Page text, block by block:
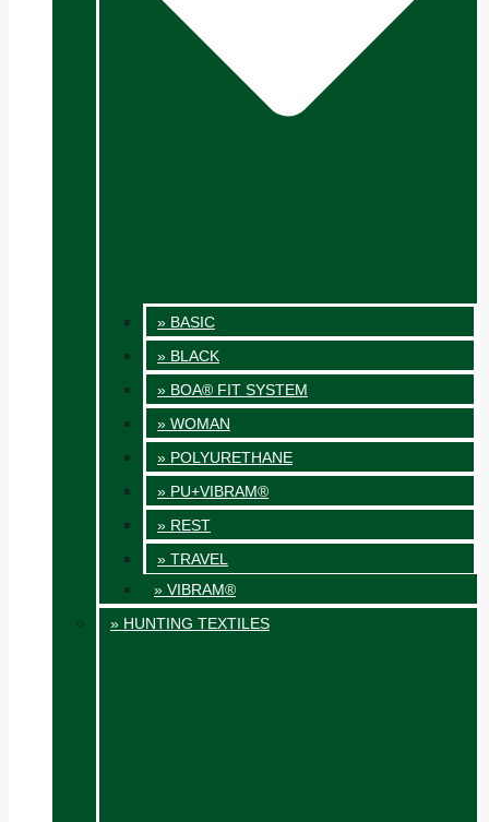
» BASIC
» BLACK
» BOA® FIT SYSTEM
» WOMAN
» POLYURETHANE
» PU+VIBRAM®
» REST
» TRAVEL
» VIBRAM®
» HUNTING TEXTILES